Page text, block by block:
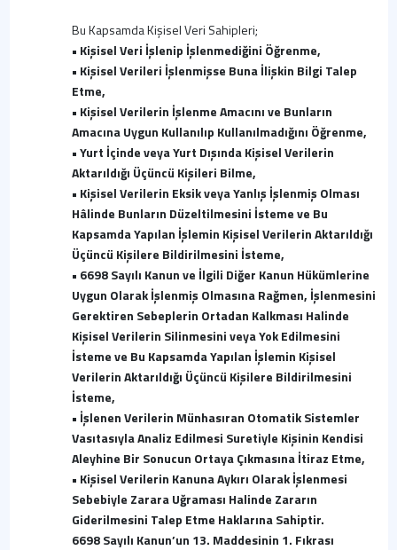
Bu Kapsamda Kişisel Veri Sahipleri;
• Kişisel Veri İşlenip İşlenmediğini Öğrenme,
• Kişisel Verileri İşlenmişse Buna İlişkin Bilgi Talep
Etme,
• Kişisel Verilerin İşlenme Amacını ve Bunların
Amacına Uygun Kullanılıp Kullanılmadığını Öğrenme,
• Yurt İçinde veya Yurt Dışında Kişisel Verilerin
Aktarıldığı Üçüncü Kişileri Bilme,
• Kişisel Verilerin Eksik veya Yanlış İşlenmiş Olması
Hâlinde Bunların Düzeltilmesini İsteme ve Bu
Kapsamda Yapılan İşlemin Kişisel Verilerin Aktarıldığı
Üçüncü Kişilere Bildirilmesini İsteme,
• 6698 Sayılı Kanun ve İlgili Diğer Kanun Hükümlerine
Uygun Olarak İşlenmiş Olmasına Rağmen, İşlenmesini
Gerektiren Sebeplerin Ortadan Kalkması Halinde
Kişisel Verilerin Silinmesini veya Yok Edilmesini
İsteme ve Bu Kapsamda Yapılan İşlemin Kişisel
Verilerin Aktarıldığı Üçüncü Kişilere Bildirilmesini
İsteme,
• İşlenen Verilerin Münhasıran Otomatik Sistemler
Vasıtasıyla Analiz Edilmesi Suretiyle Kişinin Kendisi
Aleyhine Bir Sonucun Ortaya Çıkmasına İtiraz Etme,
• Kişisel Verilerin Kanuna Aykırı Olarak İşlenmesi
Sebebiyle Zarara Uğraması Halinde Zararın
Giderilmesini Talep Etme Haklarına Sahiptir.
6698 Sayılı Kanun’un 13. Maddesinin 1. Fıkrası